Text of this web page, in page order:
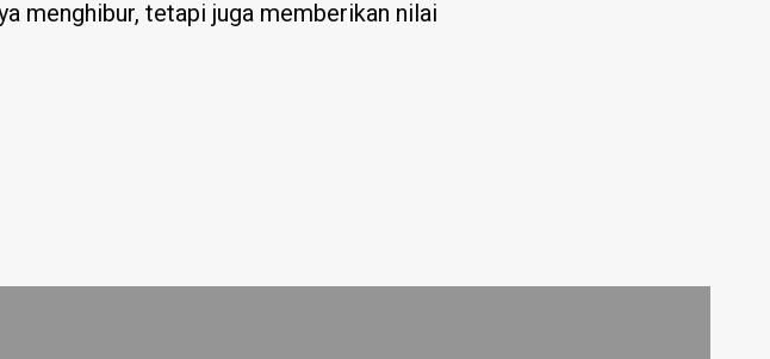
menghibur, tetapi juga memberikan nilai